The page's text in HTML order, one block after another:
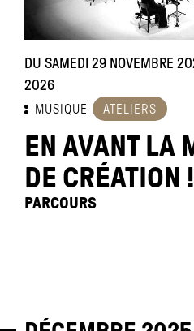
DU SAMEDI 29 NOVEMBRE
2026
MUSIQUE ATELIERS
EN AVANT LA
DE CRÉATION !
PARCOURS